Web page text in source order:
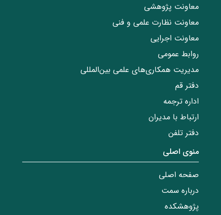
معاونت پژوهشی
معاونت نظارت علمی و فنی
معاونت اجرایی
روابط عمومی
مدیریت همکاری‌های علمی بین‌المللی
دفتر قم
اداره ترجمه
ارتباط با مدیران
دفتر تلفن
منوی اصلی
صفحه اصلی
درباره سمت
پژوهشکده